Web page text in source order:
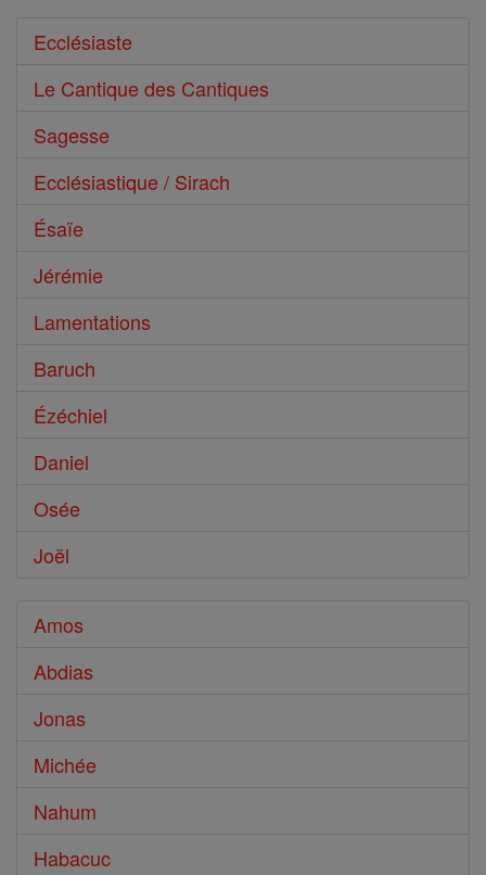
Ecclésiaste
Le Cantique des Cantiques
Sagesse
Ecclésiastique / Sirach
Ésaïe
Jérémie
Lamentations
Baruch
Ézéchiel
Daniel
Osée
Joël
Amos
Abdias
Jonas
Michée
Nahum
Habacuc